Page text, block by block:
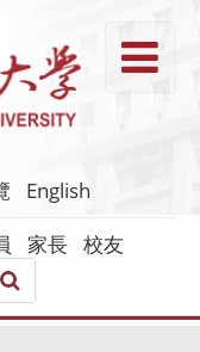
English
家長 校友